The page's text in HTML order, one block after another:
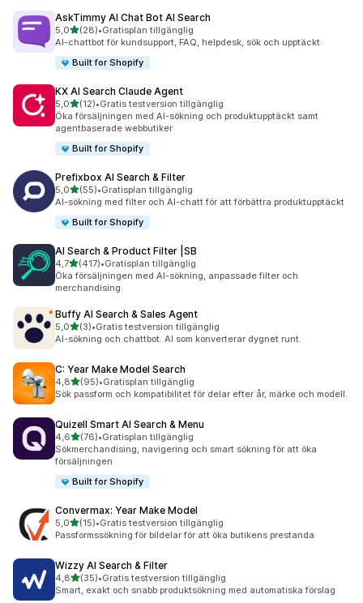
AskTimmy AI Chat Bot AI Search
5,0av 5 stjärnor
(28)
28 recensioner totalt
•Gratisplan tillgänglig
AI-chattbot för kundsupport, FAQ, helpdesk, sök och upptäckt
Built for Shopify
KX AI Search Claude Agent
5,0av 5 stjärnor
(12)
12 recensioner totalt
•Gratis testversion tillgänglig
Öka försäljningen med AI-sökning och produktupptäckt samt
agentbaserade webbutiker
Built for Shopify
Prefixbox AI Search & Filter
5,0av 5 stjärnor
(55)
55 recensioner totalt
•Gratisplan tillgänglig
AI-sökning med filter och AI-chatt för att förbättra produktupptäckt
Built for Shopify
AI Search & Product Filter |SB
4,7av 5 stjärnor
(417)
417 recensioner totalt
•Gratisplan tillgänglig
Öka försäljningen med AI-sökning, anpassade filter och
merchandising.
Buffy AI Search & Sales Agent
5,0av 5 stjärnor
(3)
3 recensioner totalt
•Gratis testversion tillgänglig
AI-sökning och chattbot. AI som konverterar dygnet runt.
C: Year Make Model Search
4,8av 5 stjärnor
(95)
95 recensioner totalt
•Gratisplan tillgänglig
Sök passform och kompatibilitet för delar efter år, märke och modell.
Quizell Smart AI Search & Menu
4,6av 5 stjärnor
(76)
76 recensioner totalt
•Gratisplan tillgänglig
Sökmerchandising, navigering och smart sökning för att öka
försäljningen
Built for Shopify
Convermax: Year Make Model
5,0av 5 stjärnor
(15)
15 recensioner totalt
•Gratis testversion tillgänglig
Passformssökning för bildelar för att öka butikens prestanda
Wizzy AI Search & Filter
4,8av 5 stjärnor
(35)
35 recensioner totalt
•Gratis testversion tillgänglig
Smart, exakt och snabb produktsökning med automatiska förslag